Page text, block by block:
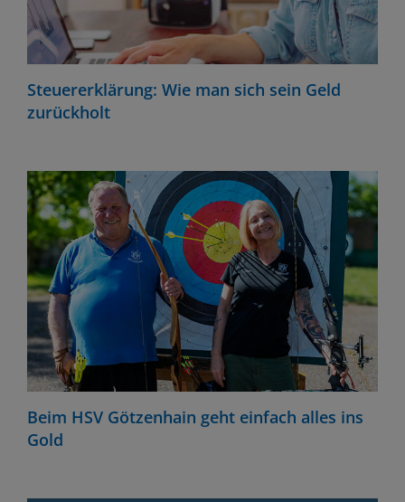
Steuererklärung: Wie man sich sein Geld
zurückholt
Beim HSV Götzenhain geht einfach alles ins
Gold